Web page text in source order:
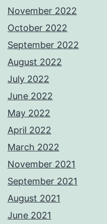
November 2022
October 2022
September 2022
August 2022
July 2022
June 2022
May 2022
April 2022
March 2022
November 2021
September 2021
August 2021
June 2021